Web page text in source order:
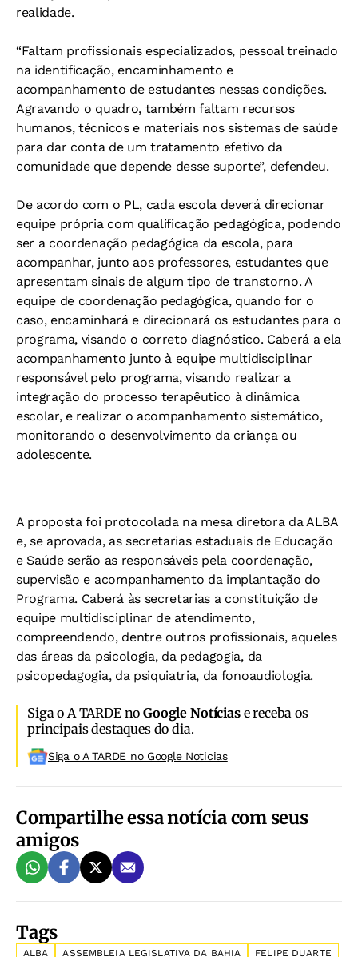
realidade.
“Faltam profissionais especializados, pessoal treinado
na identificação, encaminhamento e
acompanhamento de estudantes nessas condições.
Agravando o quadro, também faltam recursos
humanos, técnicos e materiais nos sistemas de saúde
para dar conta de um tratamento efetivo da
comunidade que depende desse suporte”, defendeu.
De acordo com o PL, cada escola deverá direcionar
equipe própria com qualificação pedagógica, podendo
ser a coordenação pedagógica da escola, para
acompanhar, junto aos professores, estudantes que
apresentam sinais de algum tipo de transtorno. A
equipe de coordenação pedagógica, quando for o
caso, encaminhará e direcionará os estudantes para o
programa, visando o correto diagnóstico. Caberá a ela
acompanhamento junto à equipe multidisciplinar
responsável pelo programa, visando realizar a
integração do processo terapêutico à dinâmica
escolar, e realizar o acompanhamento sistemático,
monitorando o desenvolvimento da criança ou
adolescente.
A proposta foi protocolada na mesa diretora da ALBA
e, se aprovada, as secretarias estaduais de Educação
e Saúde serão as responsáveis pela coordenação,
supervisão e acompanhamento da implantação do
Programa. Caberá às secretarias a constituição de
equipe multidisciplinar de atendimento,
compreendendo, dentre outros profissionais, aqueles
das áreas da psicologia, da pedagogia, da
psicopedagogia, da psiquiatria, da fonoaudiologia.
Siga o A TARDE noGoogle Notíciase receba os
principais destaques do dia.
Siga o A TARDE no Google Noticias
Compartilhe essa notícia com seus
amigos
Tags
ALBA ASSEMBLEIA LEGISLATIVA DA BAHIA FELIPE DUARTE